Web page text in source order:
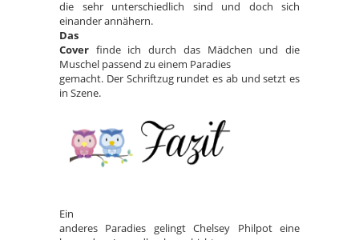
die sehr unterschiedlich sind und doch sich
einander annähern.
Das
Cover finde ich durch das Mädchen und die
Muschel passend zu einem Paradies
gemacht. Der Schriftzug rundet es ab und setzt es
in Szene.
Ein
anderes Paradies gelingt Chelsey Philpot eine